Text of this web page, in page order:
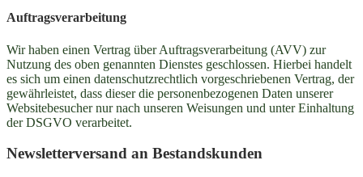
Auftragsverarbeitung
Wir haben einen Vertrag über Auftragsverarbeitung (AVV) zur
Nutzung des oben genannten Dienstes geschlossen. Hierbei handelt
es sich um einen datenschutzrechtlich vorgeschriebenen Vertrag, der
gewährleistet, dass dieser die personenbezogenen Daten unserer
Websitebesucher nur nach unseren Weisungen und unter Einhaltung
der DSGVO verarbeitet.
Newsletterversand an Bestandskunden